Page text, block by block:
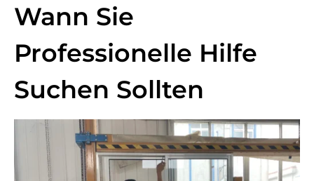
Wann Sie
Professionelle Hilfe
Suchen Sollten